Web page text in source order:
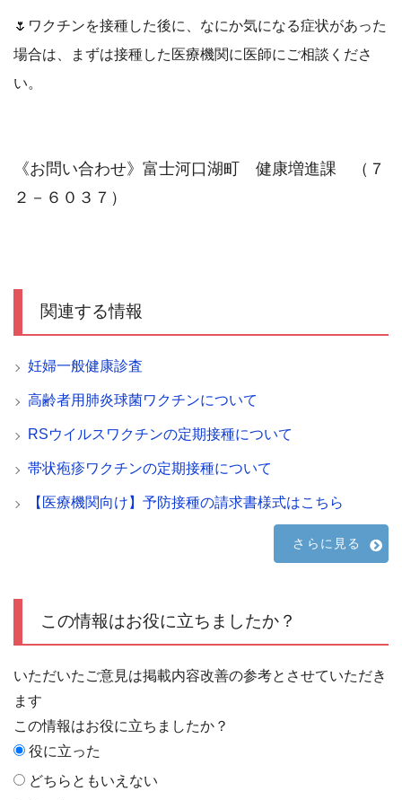
🌷ワクチンを接種した後に、なにか気になる症状があった
場合は、まずは接種した医療機関に医師にご相談くださ
い。
《お問い合わせ》 富士河口湖町 健康増進課 （７
２－６０３７）
関連する情報
妊婦一般健康診査
高齢者用肺炎球菌ワクチンについて
RSウイルスワクチンの定期接種について
帯状疱疹ワクチンの定期接種について
【医療機関向け】予防接種の請求書様式はこちら
さらに見る
この情報はお役に立ちましたか？
いただいたご意見は掲載内容改善の参考とさせていただき
ます
この情報はお役に立ちましたか？
役に立った
どちらともいえない